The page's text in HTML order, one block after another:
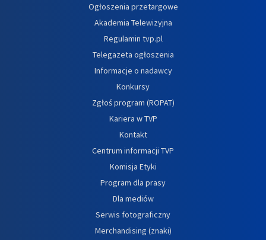
Ogłoszenia przetargowe
Akademia Telewizyjna
Regulamin tvp.pl
Telegazeta ogłoszenia
Informacje o nadawcy
Konkursy
Zgłoś program (ROPAT)
Kariera w TVP
Kontakt
Centrum informacji TVP
Komisja Etyki
Program dla prasy
Dla mediów
Serwis fotograficzny
Merchandising (znaki)